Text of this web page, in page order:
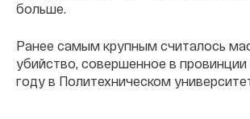
больше.
Ранее самым крупным считалось
убийство, совершенное в провинции
году в Политехническом